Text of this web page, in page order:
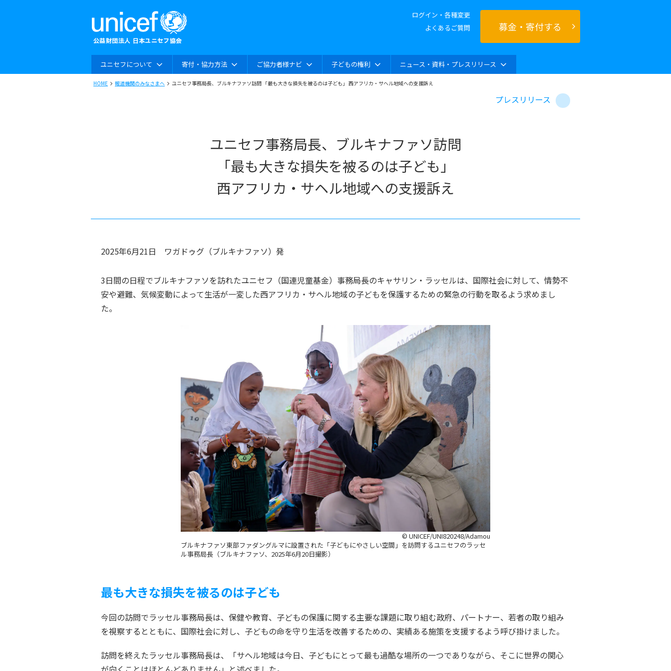
ログイン・各種変更
よくあるご質問
募金・寄付する
ユニセフについて 寄付・協力方法 ご協力者様ナビ 子どもの権利 ニュース・資料・プレスリリース
HOME 報道機関のみなさまへ ユニセフ事務局長、ブルキナファソ訪問 「最も大きな損失を被るのは子ども」 西アフリカ・サヘル地域への支援訴え
プレスリリース
ユニセフ事務局長、ブルキナファソ訪問
「最も大きな損失を被るのは子ども」
西アフリカ・サヘル地域への支援訴え
2025年6月21日 ワガドゥグ（ブルキナファソ） 発
3日間の日程でブルキナファソを訪れたユニセフ（国連児童基金）事務局長のキャサリン・ラッセルは、国際社会に対して、情勢不
安や避難、気候変動によって生活が一変した西アフリカ・サヘル地域の子どもを保護するための緊急の行動を取るよう求めまし
た。
© UNICEF/UNI820248/Adamou
ブルキナファソ東部ファダングルマに設置された「子どもにやさしい空間」を訪問するユニセフのラッセ
ル事務局長（ブルキナファソ、2025年6月20日撮影）
最も大きな損失を被るのは子ども
今回の訪問でラッセル事務局長は、保健や教育、子どもの保護に関する主要な課題に取り組む政府、パートナー、若者の取り組み
を視察するとともに、国際社会に対し、子どもの命を守り生活を改善するための、実績ある施策を支援するよう呼び掛けました。
訪問を終えたラッセル事務局長は、「サヘル地域は今日、子どもにとって最も過酷な場所の一つでありながら、そこに世界の関心